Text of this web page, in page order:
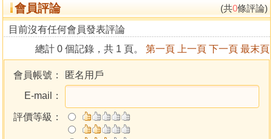
因女貴
貴而不富
有官無位
晚成
先貧後富
成家
進契
橫財
會員評論 (共0條評論)
目前沒有任何會員發表評論
總計 0 個記錄，共 1 頁。 第一頁 上一頁 下一頁 最末頁
會員帳號：
匿名用戶
E-mail：
評價等級：